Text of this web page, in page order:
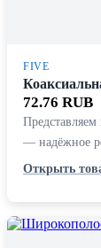
FIVE
72.76 RUB
— надёжное
Открыть